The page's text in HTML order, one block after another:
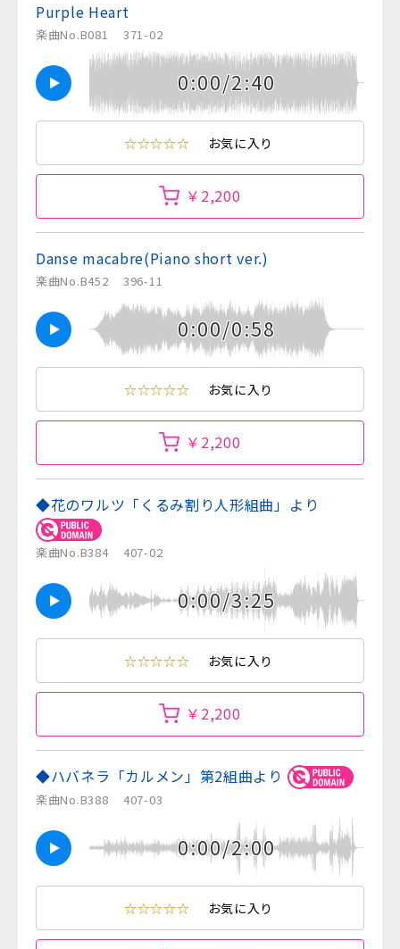
Purple Heart
楽曲No.B081 371-02
0:00/2:40
☆☆☆☆☆ お気に入り
￥2,200
Danse macabre(Piano short ver.)
楽曲No.B452 396-11
0:00/0:58
☆☆☆☆☆ お気に入り
￥2,200
◆花のワルツ「くるみ割り人形組曲」より
楽曲No.B384 407-02
0:00/3:25
☆☆☆☆☆ お気に入り
￥2,200
◆ハバネラ「カルメン」第2組曲より
楽曲No.B388 407-03
0:00/2:00
☆☆☆☆☆ お気に入り